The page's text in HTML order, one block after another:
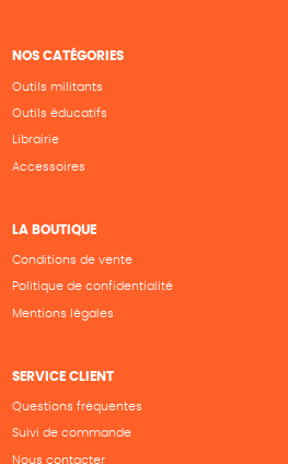
NOS CATÉGORIES
Outils militants
Outils éducatifs
Librairie
Accessoires
LA BOUTIQUE
Conditions de vente
Politique de confidentialité
Mentions légales
SERVICE CLIENT
Questions fréquentes
Suivi de commande
Nous contacter